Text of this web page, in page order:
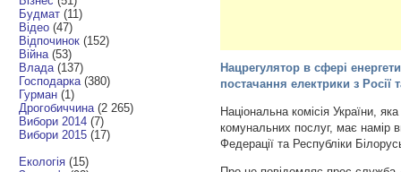
Будмат (11)
Відео (47)
Відпочинок (152)
Війна (53)
Влада (137)
Господарка (380)
Гурман (1)
Дрогобиччина (2 265)
Вибори 2014 (7)
Вибори 2015 (17)
Екологія (15)
Нацрегулятор в сфері
постачання електрики з Росії
Національна комісія України,
комунальних послуг, має намір
Федерації та Республіки